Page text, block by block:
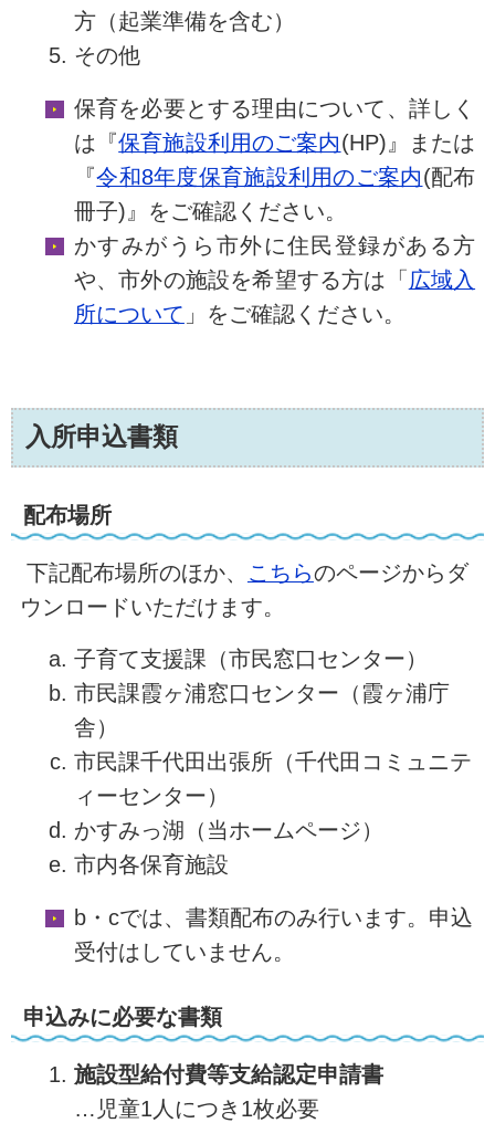
方（起業準備を含む）
その他
保育を必要とする理由について、詳しく
は『保育施設利用のご案内(HP)』または
『令和8年度保育施設利用のご案内(配布
冊子)』をご確認ください。
かすみがうら市外に住民登録がある方
や、市外の施設を希望する方は「 広域入
所について 」をご確認ください。
入所申込書類
配布場所
下記配布場所のほか、 こちらのページからダ
ウンロードいただけます。
子育て支援課（市民窓口センター）
市民課霞ヶ浦窓口センター（霞ヶ浦庁
舎）
市民課千代田出張所（千代田コミュニテ
ィーセンター）
かすみっ湖（当ホームページ）
市内各保育施設
b・cでは、書類配布のみ行います。申込
受付はしていません。
申込みに必要な書類
施設型給付費等支給認定申請書
…児童1人につき1枚必要